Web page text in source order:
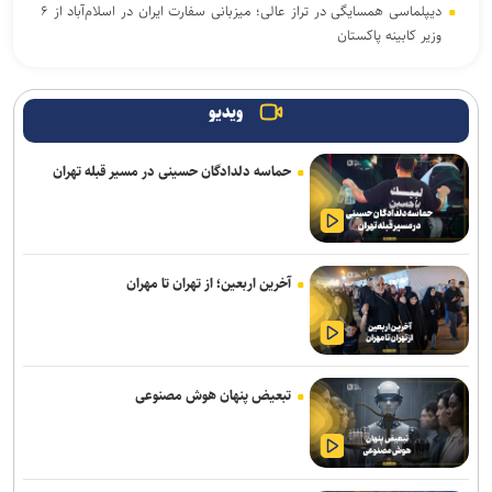
دیپلماسی همسایگی در تراز عالی؛ میزبانی سفارت ایران در اسلام‌آباد از ۶
وزیر کابینه پاکستان
آسمان نیمه‌ابری باشند
ترافیک روان در محور‌های منتهی به مرز‌های اربعین / تردد روان در
محور‌های شمالی کشور
رگبار و رعدوبرق موقت در برخی نقاط مازندران و ارتفاعات البرز مرکزی
دانشگاه ورود کند؛ فرونشست زمین هشدار علمی برای زیرساخت
اتصال سامانه‌های وزارت جهادکشاورزی و نیرو برای مدیریت هوشمند
بهره‌برداری بهینه آب
از اقتدار علمی تا اقتدار اقتصادی؛ تولید فناورانه شرط عبور اقتصاد ایران از
چرخه رانت و واردات‌محوری
ظرفیت ریلی برای بازگشت زائران اربعین افزایش یافت
ویدیو
حماسه دلدادگان حسینی در مسیر قبله تهران
آخرین اربعین؛ از تهران تا مهران
تبعیض پنهان هوش مصنوعی